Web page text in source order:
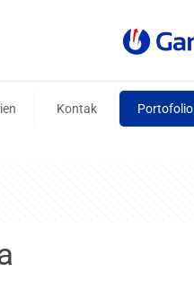
Kontak Portofolio